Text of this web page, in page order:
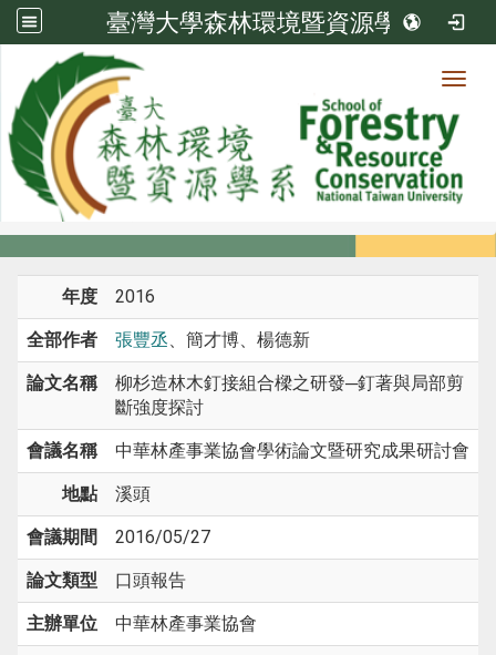
臺灣大學森林環境暨資源學系
系所成員
系所成員
年度 2016
全部作者 張豐丞、簡才博、楊德新
論文名稱
柳杉造林木釘接組合樑之研發─釘著與局部剪
斷強度探討
會議名稱 中華林產事業協會學術論文暨研究成果研討會
地點 溪頭
會議期間 2016/05/27
論文類型 口頭報告
主辦單位 中華林產事業協會